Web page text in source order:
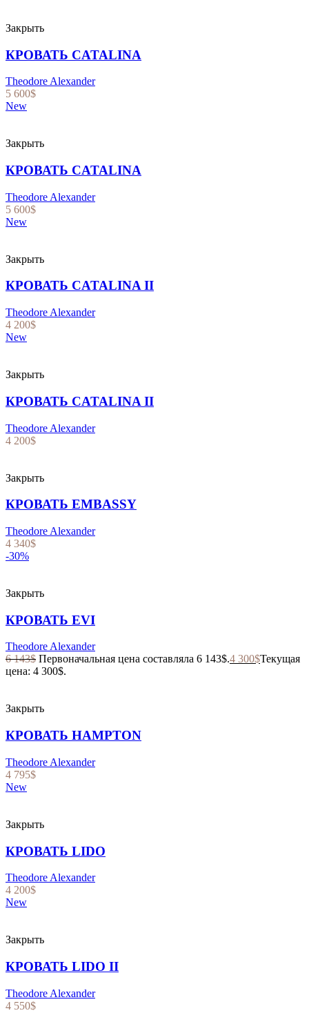
Закрыть
КРОВАТЬ CATALINA
Theodore Alexander
5 600$
New
Закрыть
КРОВАТЬ CATALINA
Theodore Alexander
5 600$
New
Закрыть
КРОВАТЬ CATALINA II
Theodore Alexander
4 200$
New
Закрыть
КРОВАТЬ CATALINA II
Theodore Alexander
4 200$
Закрыть
КРОВАТЬ EMBASSY
Theodore Alexander
4 340$
-30%
Закрыть
КРОВАТЬ EVI
Theodore Alexander
6 143$ Первоначальная цена составляла 6 143$.4 300$Текущая
цена: 4 300$.
Закрыть
КРОВАТЬ HAMPTON
Theodore Alexander
4 795$
New
Закрыть
КРОВАТЬ LIDO
Theodore Alexander
4 200$
New
Закрыть
КРОВАТЬ LIDO II
Theodore Alexander
4 550$